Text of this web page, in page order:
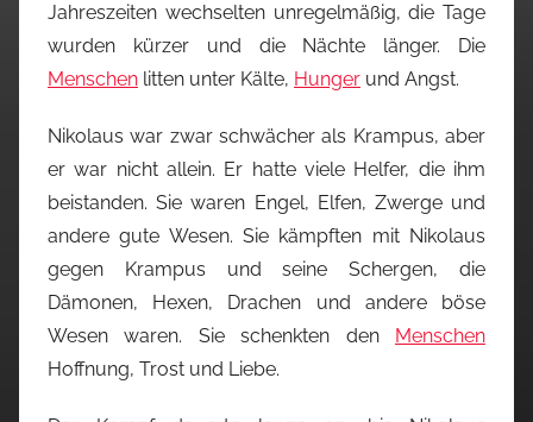
Jahreszeiten wechselten unregelmäßig, die Tage
wurden kürzer und die Nächte länger. Die
Menschen litten unter Kälte, Hunger und Angst.
Nikolaus war zwar schwächer als Krampus, aber
er war nicht allein. Er hatte viele Helfer, die ihm
beistanden. Sie waren Engel, Elfen, Zwerge und
andere gute Wesen. Sie kämpften mit Nikolaus
gegen Krampus und seine Schergen, die
Dämonen, Hexen, Drachen und andere böse
Wesen waren. Sie schenkten den
Menschen
Hoffnung, Trost und Liebe.